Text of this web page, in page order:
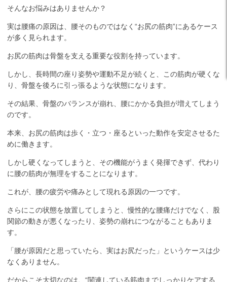
そんなお悩みはありませんか？
実は腰痛の原因は、腰そのものではなく“お尻の筋肉”にあるケース
が多く見られます。
お尻の筋肉は骨盤を支える重要な役割を持っています。
しかし、長時間の座り姿勢や運動不足が続くと、この筋肉が硬くな
り、骨盤を後ろに引っ張るような状態になります。
その結果、骨盤のバランスが崩れ、腰にかかる負担が増えてしまう
のです。
本来、お尻の筋肉は歩く・立つ・座るといった動作を安定させるた
めに働きます。
しかし硬くなってしまうと、その機能がうまく発揮できず、代わり
に腰の筋肉が無理をすることになります。
これが、腰の疲労や痛みとして現れる原因の一つです。
さらにこの状態を放置してしまうと、慢性的な腰痛だけでなく、股
関節の動きが悪くなったり、姿勢の崩れにつながることもありま
す。
「腰が原因だと思っていたら、実はお尻だった」というケースは少
なくありません。
だからこそ大切なのは、“関連している筋肉までしっかりケアする